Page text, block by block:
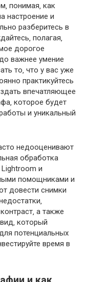
понимая‚ как
настроение и
разберитесь в
полагая‚
дорогое
важнее умение
то‚ что у вас уже
практикуйтесь
впечатляющее
которое будет
и уникальный
недооценивают
обработка
Lightroom и
помощниками и
довести снимки
а также
который
потенциальных
время в